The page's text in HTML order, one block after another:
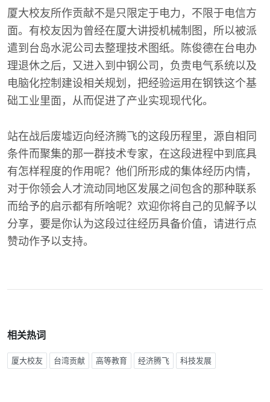
厦大校友所作贡献不是只限定于电力，不限于电信方
面。有校友因为曾经在厦大讲授机械制图，所以被派
遣到台岛水泥公司去整理技术图纸。陈俊德在台电办
理退休之后，又进入到中钢公司，负责电气系统以及
电脑化控制建设相关规划，把经验运用在钢铁这个基
础工业里面，从而促进了产业实现现代化。
站在战后废墟迈向经济腾飞的这段历程里，源自相同
条件而聚集的那一群技术专家，在这段进程中到底具
有怎样程度的作用呢？他们所形成的集体经历内情，
对于你领会人才流动同地区发展之间包含的那种联系
而给予的启示都有所啥呢？欢迎你将自己的见解予以
分享，要是你认为这段过往经历具备价值，请进行点
赞动作予以支持。
相关热词
厦大校友 台湾贡献 高等教育 经济腾飞 科技发展